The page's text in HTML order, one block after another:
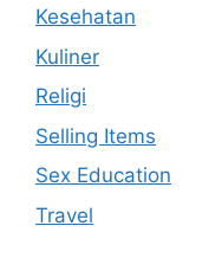
Kesehatan
Kuliner
Religi
Selling Items
Sex Education
Travel